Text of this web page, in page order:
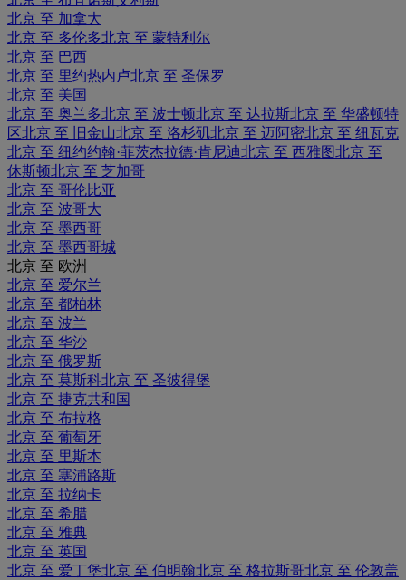
北京 至 加拿大
北京 至 多伦多北京 至 蒙特利尔
北京 至 巴西
北京 至 里约热内卢北京 至 圣保罗
北京 至 美国
北京 至 奥兰多北京 至 波士顿北京 至 达拉斯北京 至 华盛顿特
区北京 至 旧金山北京 至 洛杉矶北京 至 迈阿密北京 至 纽瓦克
北京 至 纽约约翰·菲茨杰拉德·肯尼迪北京 至 西雅图北京 至
休斯顿北京 至 芝加哥
北京 至 哥伦比亚
北京 至 波哥大
北京 至 墨西哥
北京 至 墨西哥城
北京 至 欧洲
北京 至 爱尔兰
北京 至 都柏林
北京 至 波兰
北京 至 华沙
北京 至 俄罗斯
北京 至 莫斯科北京 至 圣彼得堡
北京 至 捷克共和国
北京 至 布拉格
北京 至 葡萄牙
北京 至 里斯本
北京 至 塞浦路斯
北京 至 拉纳卡
北京 至 希腊
北京 至 雅典
北京 至 英国
北京 至 爱丁堡北京 至 伯明翰北京 至 格拉斯哥北京 至 伦敦盖